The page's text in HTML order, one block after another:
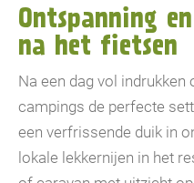
Ontspanning
na het fietsen
Na een dag vol indrukken
campings de perfecte
een verfrissende duik in
lokale lekkernijen in het